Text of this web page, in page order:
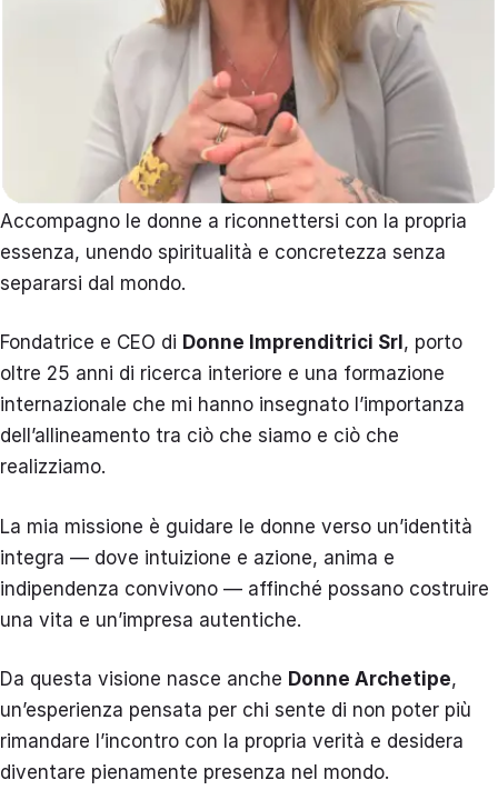
Accompagno le donne a riconnettersi con la propria
essenza, unendo spiritualità e concretezza senza
separarsi dal mondo.
Fondatrice e CEO di Donne Imprenditrici Srl , porto
oltre 25 anni di ricerca interiore e una formazione
internazionale che mi hanno insegnato l’importanza
dell’allineamento tra ciò che siamo e ciò che
realizziamo.
La mia missione è guidare le donne verso un’identità
integra — dove intuizione e azione, anima e
indipendenza convivono — affinché possano costruire
una vita e un’impresa autentiche.
Da questa visione nasce anche Donne Archetipe,
un’esperienza pensata per chi sente di non poter più
rimandare l’incontro con la propria verità e desidera
diventare pienamente presenza nel mondo.